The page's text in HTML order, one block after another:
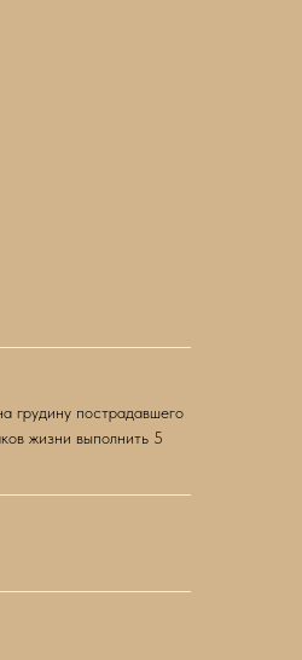
грудину пострадавшего
жизни выполнить 5